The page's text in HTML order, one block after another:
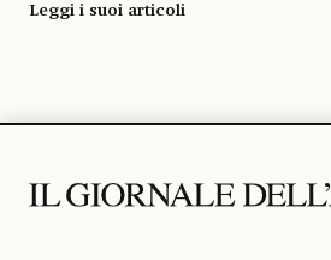
Leggi i suoi articoli